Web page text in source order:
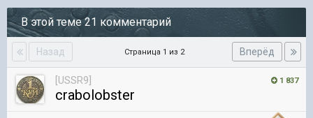
В этой теме 21 комментарий
Назад Вперёд
Страница 1 из 2
1 837
[USSR9]
crabolobster